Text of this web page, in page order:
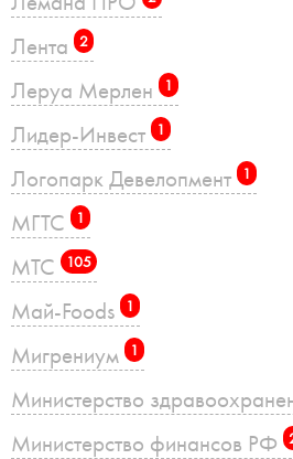
Лента 2
Леруа Мерлен 1
Лидер-Инвест 1
Логопарк Девелопмент 1
МГТС 1
МТС 105
Май-Foods 1
Мигрениум 1
Министерство
Министерство финансов РФ